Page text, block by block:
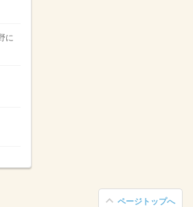
に
ページトップへ